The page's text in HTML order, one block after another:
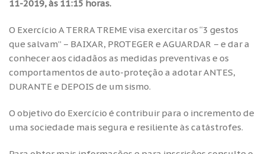
11-2019, às 11:15 horas.
O Exercício A TERRA TREME visa exercitar os “3 gestos
que salvam” – BAIXAR, PROTEGER e AGUARDAR – e dar a
conhecer aos cidadãos as medidas preventivas e os
comportamentos de auto-proteção a adotar ANTES,
DURANTE e DEPOIS de um sismo.
O objetivo do Exercício é contribuir para o incremento de
uma sociedade mais segura e resiliente às catástrofes.